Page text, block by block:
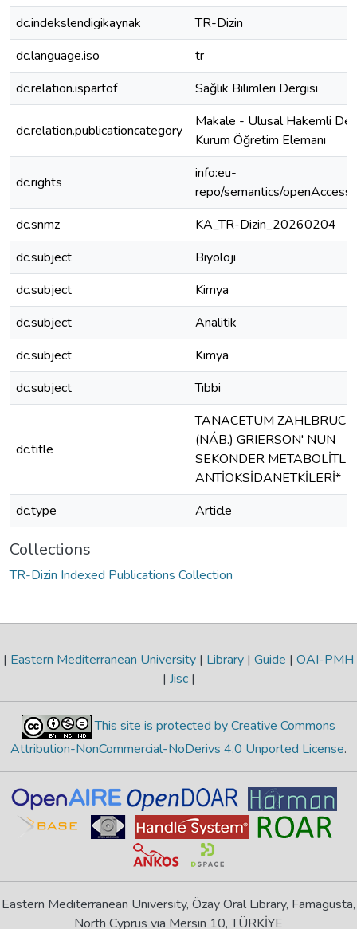
dc.indekslendigikaynak
TR-Dizin
dc.language.iso
tr
dc.relation.ispartof
Sağlık Bilimleri Dergisi
dc.relation.publicationcategory
Makale - Ulusal Hakemli
Kurum Öğretim Elemanı
dc.rights
info:eu-
repo/semantics/openAccess
dc.snmz
KA_TR-Dizin_20260204
dc.subject
Biyoloji
dc.subject
Kimya
dc.subject
Analitik
dc.subject
Kimya
dc.subject
Tıbbi
dc.title
TANACETUM
(NÁB.) GRIERSON' NUN
SEKONDER
ANTİOKSİDANETKİLERİ*
dc.type
Article
Collections
TR-Dizin Indexed Publications Collection
| Eastern Mediterranean University | Library | Guide | OAI-PMH
| Jisc |
This site is protected by Creative Commons
Attribution-NonCommercial-NoDerivs 4.0 Unported License.
Eastern Mediterranean University, Özay Oral Library, Famagusta,
North Cyprus via Mersin 10, TÜRKİYE